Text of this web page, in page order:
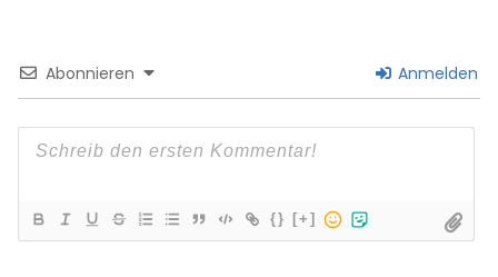
Abonnieren Anmelden
{} [+]